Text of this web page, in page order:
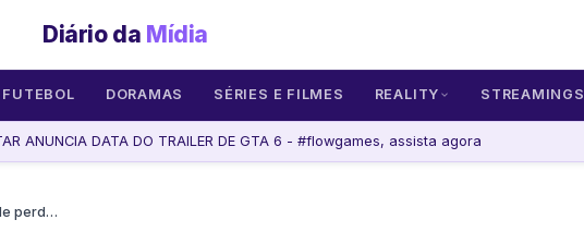
Diário da Mídia
FUTEBOL DORAMAS SÉRIES E FILMES REALITY STREAMINGS
ANUNCIA DATA DO TRAILER DE GTA 6 - #flowgames, assista agora
Rosa desconfia de gravidez e pode perder Josué no cangaço